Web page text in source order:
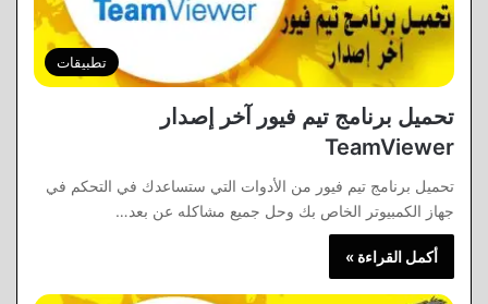
تطبيقات
تحميل برنامج تيم فيور آخر إصدار
TeamViewer
تحميل برنامج تيم فيور من الأدوات التي ستساعدك في التحكم في
جهاز الكمبيوتر الخاص بك وحل جميع مشاكله عن بعد…
أكمل القراءة »